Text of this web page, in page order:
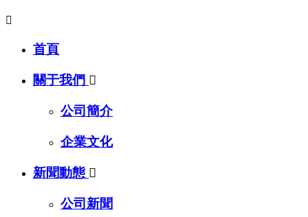

首頁
關于我們 
公司簡介
企業文化
新聞動態 
公司新聞